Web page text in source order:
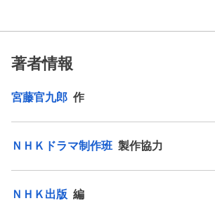
著者情報
宮藤官九郎 作
ＮＨＫドラマ制作班 製作協力
ＮＨＫ出版 編